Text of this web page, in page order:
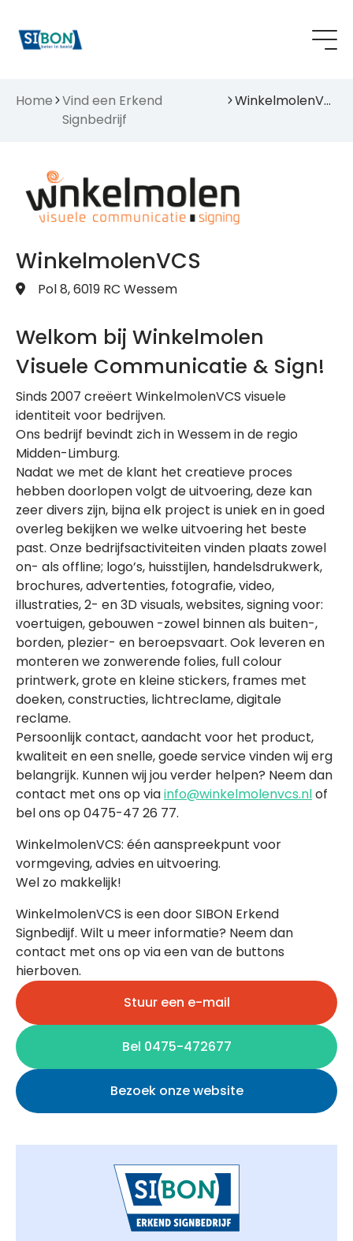
Home Vind een Erkend
Signbedrijf
WinkelmolenVCS
WinkelmolenVCS
Pol 8, 6019 RC Wessem
Welkom bij Winkelmolen
Visuele Communicatie & Sign!
Sinds 2007 creëert WinkelmolenVCS visuele
identiteit voor bedrijven.
Ons bedrijf bevindt zich in Wessem in de regio
Midden-Limburg.
Nadat we met de klant het creatieve proces
hebben doorlopen volgt de uitvoering, deze kan
zeer divers zijn, bijna elk project is uniek en in goed
overleg bekijken we welke uitvoering het beste
past. Onze bedrijfsactiviteiten vinden plaats zowel
on- als offline; logo’s, huisstijlen, handelsdrukwerk,
brochures, advertenties, fotografie, video,
illustraties, 2- en 3D visuals, websites, signing voor:
voertuigen, gebouwen -zowel binnen als buiten-,
borden, plezier- en beroepsvaart. Ook leveren en
monteren we zonwerende folies, full colour
printwerk, grote en kleine stickers, frames met
doeken, constructies, lichtreclame, digitale
reclame.
Persoonlijk contact, aandacht voor het product,
kwaliteit en een snelle, goede service vinden wij erg
belangrijk. Kunnen wij jou verder helpen? Neem dan
contact met ons op viainfo@winkelmolenvcs.nlof
bel ons op 0475-47 26 77.
WinkelmolenVCS: één aanspreekpunt voor
vormgeving, advies en uitvoering.
Wel zo makkelijk!
WinkelmolenVCS is een door SIBON Erkend
Signbedijf. Wilt u meer informatie? Neem dan
contact met ons op via een van de buttons
hierboven.
Stuur een e-mail
Bel 0475-472677
Bezoek onze website